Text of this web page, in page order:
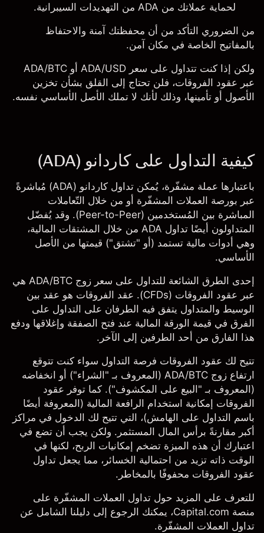
لحماية عملاتك من ADA من التهديدات السيبرانية.
من الضروري التأكد من أن محفظتك آمنة والاحتفاظ
بالمفاتيح الخاصة في مكان آمن.
ولكن إذا كنت تتداول على سعر ADA/USD أو ADA/BTC
عبر عقود الفروقات، فلن تحتاج إلى القلق بشأن تخزين
الأصول أو تأمينها، وذلك لأنك لا تملك الأصل الأساسي نفسه.
كيفية التداول على كاردانو (ADA)
باعتبارها عملة مشفّرة، يُمكن تداول كاردانو (ADA) مُباشرةً
عبر بورصة العملات المشفّرة أو من خلال التّعاملات
المباشرة بين المُستخدمين (Peer-to-Peer). وقد يُفضّل
المتداولون أيضًا تداول ADA من خلال المشتقات المالية،
وهي أدوات مالية تستمد (أو "تشتق") قيمتها من الأصل
الأساسي.
إحدى الطرق الشائعة للتداول على سعر زوج ADA/BTC هي
عبر عقود الفروقات (CFDs)
. عقد الفروقات هو عقد بين
الوسيط والمتداول يتفق فيه الطرفان على التداول على
الفرق في قيمة الورقة المالية عند فتح الصفقة وإغلاقها ودفع
هذا الفارق من أحد الطرفين إلى الآخر.
تتيح لك عقود الفروقات فرصة التداول سواء كنت تتوقع
ارتفاع زوج ADA/BTC (المعروف بـ "الشراء") أو انخفاضه
(المعروف بـ "البيع على المكشوف"). كما توفر عقود
الفروقات إمكانية استخدام الرافعة المالية (المعروفة أيضًا
باسم التداول على الهامش)، التي تتيح لك الدخول في مراكز
أكبر مقارنةً برأس المال المستثمر. ولكن يجب أن تضع في
اعتبارك أن هذه الميزة تضخم إمكانيات الربح، لكنها في
الوقت ذاته تزيد من احتمالية الخسائر، مما يجعل تداول
عقود الفروقات محفوفًا بالمخاطر.
للتعرف على المزيد حول تداول العملات المشفّرة على
منصة Capital.com، يمكنك الرجوع إلى دليلنا الشامل عن
تداول العملات المشفّرة.